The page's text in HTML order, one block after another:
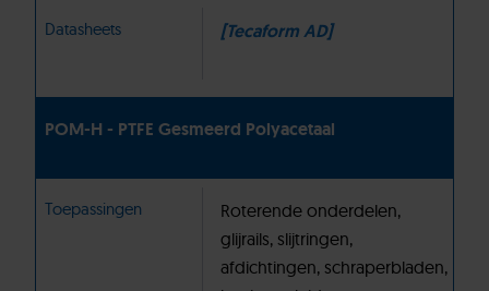
Datasheets [Tecaform AD]
POM-H - PTFE Gesmeerd Polyacetaal
Toepassingen
Roterende onderdelen,
glijrails, slijtringen,
afdichtingen, schraperbladen,